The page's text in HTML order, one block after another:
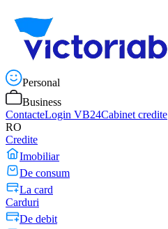
Personal
Business
ContacteLogin VB24Cabinet credite
RO
Credite
Imobiliar
De consum
La card
Carduri
De debit